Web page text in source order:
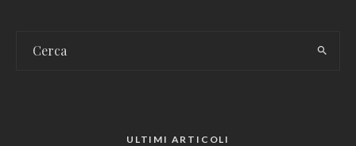
ULTIMI ARTICOLI